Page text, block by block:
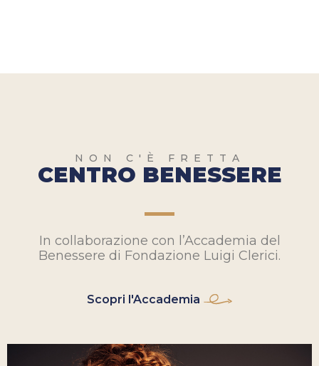
NON C'È FRETTA
CENTRO BENESSERE
In collaborazione con l’Accademia del
Benessere di Fondazione Luigi Clerici.
Scopri l'Accademia